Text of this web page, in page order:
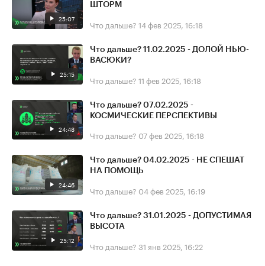
25:07
ШТОРМ
Что дальше? 14 фев 2025, 16:18
25:15
Что дальше? 11.02.2025 - ДОЛОЙ НЬЮ-
ВАСЮКИ?
Что дальше? 11 фев 2025, 16:18
24:48
Что дальше? 07.02.2025 -
КОСМИЧЕСКИЕ ПЕРСПЕКТИВЫ
Что дальше? 07 фев 2025, 16:18
24:46
Что дальше? 04.02.2025 - НЕ СПЕШАТ
НА ПОМОЩЬ
Что дальше? 04 фев 2025, 16:19
25:12
Что дальше? 31.01.2025 - ДОПУСТИМАЯ
ВЫСОТА
Что дальше? 31 янв 2025, 16:22